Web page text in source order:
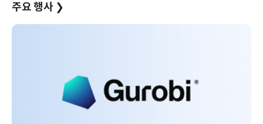
주요 행사 ❯